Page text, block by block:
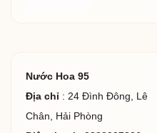
Nước Hoa 95
Địa chỉ : 24 Đình Đông, Lê
Chân, Hải Phòng